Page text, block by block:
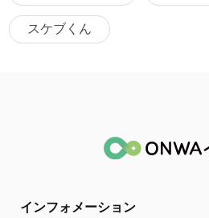
スケブくん
インフォメーション